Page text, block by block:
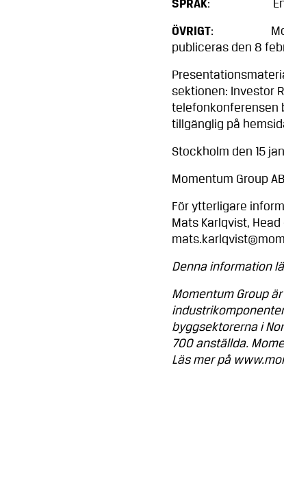
SPRÅK:
ÖVRIGT:
publiceras den 8
sektionen: Investor
telefonkonferensen
tillgänglig på
Stockholm den 15
Momentum Group
För ytterligare
Mats Karlqvist,
Denna information
Momentum Group
byggsektorerna i
700 anställda.
Läs mer på